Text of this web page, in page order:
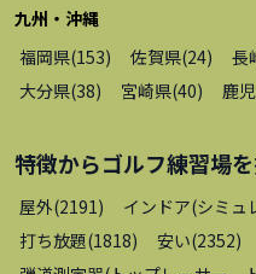
九州・沖縄
福岡県(153) 佐賀県(24) 長
大分県(38) 宮崎県(40) 鹿
特徴からゴルフ練習場
屋外(2191) インドア(シミュ
打ち放題(1818) 安い(2352)